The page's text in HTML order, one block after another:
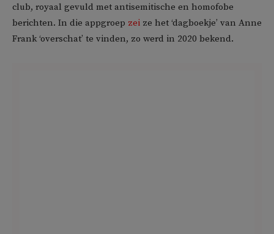
club, royaal gevuld met antisemitische en homofobe
berichten. In die appgroep zei ze het ‘dagboekje’ van Anne
Frank ‘overschat’ te vinden, zo werd in 2020 bekend.